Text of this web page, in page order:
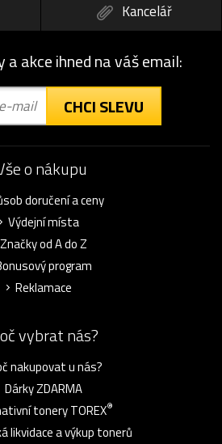
Kancelář
akce ihned na váš email:
CHCI SLEVU
o nákupu
doručení a ceny
Výdejní místa
Značky od A do Z
program
Reklamace
vybrat nás?
nakupovat u nás?
Dárky ZDARMA
tonery TOREX®
likvidace a výkup tonerů